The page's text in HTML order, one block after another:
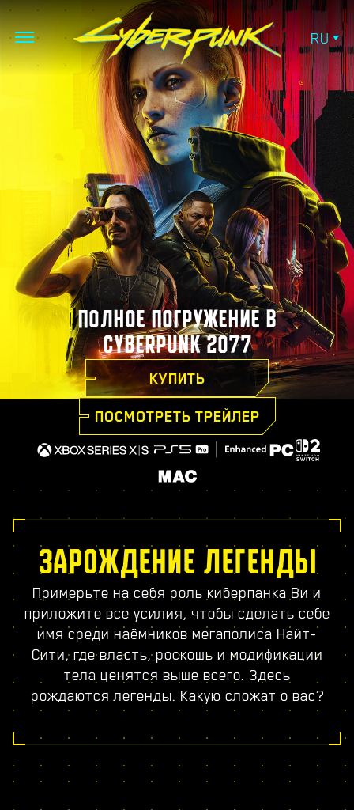
RU
ПОЛНОЕ ПОГРУЖЕНИЕ В
CYBERPUNK 2077
КУПИТЬ
ПОСМОТРЕТЬ ТРЕЙЛЕР
ЗАРОЖДЕНИЕ ЛЕГЕНДЫ
Примерьте на себя роль киберпанка Ви и
приложите все усилия, чтобы сделать себе
имя среди наёмников мегаполиса Найт-
Сити, где власть, роскошь и модификации
тела ценятся выше всего. Здесь
рождаются легенды. Какую сложат о вас?